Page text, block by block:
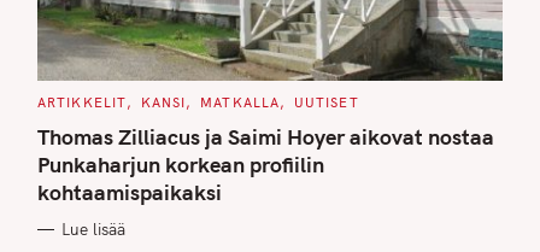
C
T
E
G
O
R
I
S
ARTIKKELIT KANSI MATKALLA UUTISET
Thomas Zilliacus ja Saimi Hoyer aikovat nostaa
Punkaharjun korkean profiilin
kohtaamispaikaksi
Lue lisää